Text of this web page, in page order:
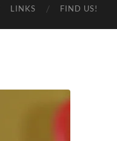
LINKS FIND US!